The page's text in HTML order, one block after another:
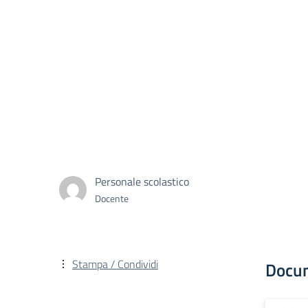
Personale scolastico
Docente
Stampa / Condividi